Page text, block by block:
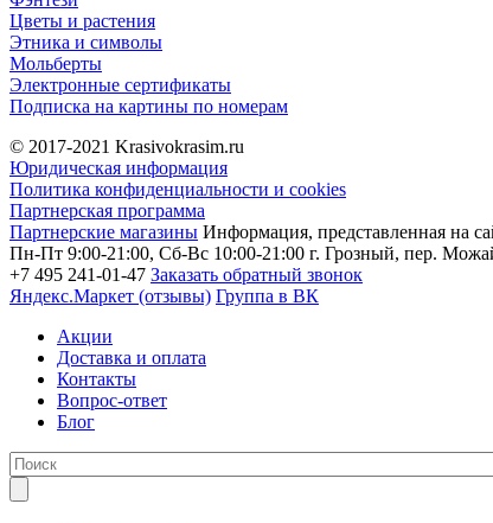
Цветы и растения
Этника и символы
Мольберты
Электронные сертификаты
Подписка на картины по номерам
© 2017-2021 Krasivokrasim.ru
Юридическая информация
Политика конфиденциальности и cookies
Партнерская программа
Партнерские магазины Информация, представленная на
Пн-Пт 9:00-21:00, Сб-Вс 10:00-21:00 г. Грозный, пер.
+7 495 241-01-47 Заказать обратный звонок
Яндекс.Маркет (отзывы) Группа в ВК
Акции
Доставка и оплата
Контакты
Вопрос-ответ
Блог